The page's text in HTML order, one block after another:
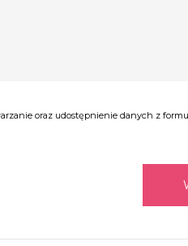
oraz udostępnienie danych z